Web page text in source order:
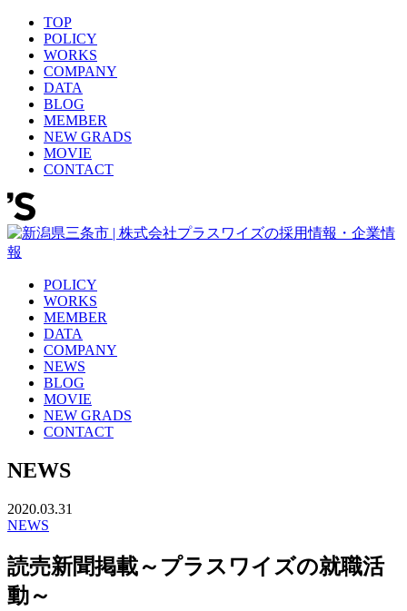
TOP
POLICY
WORKS
COMPANY
DATA
BLOG
MEMBER
NEW GRADS
MOVIE
CONTACT
POLICY
WORKS
MEMBER
DATA
COMPANY
NEWS
BLOG
MOVIE
NEW GRADS
CONTACT
NEWS
2020.03.31
NEWS
読売新聞掲載～プラスワイズの就職活
動～